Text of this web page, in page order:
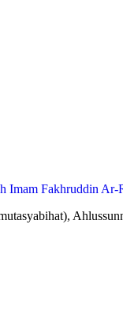
Fakhruddin Ar-